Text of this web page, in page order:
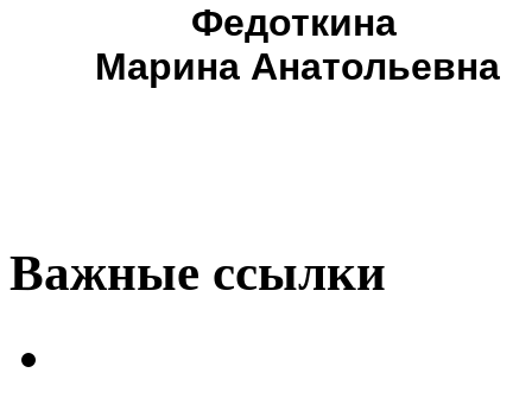
Федоткина
Марина Анатольевна
Важные ссылки